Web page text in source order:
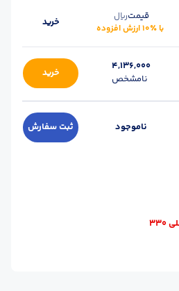
قیمتریال
با ٪۱۰ ارزش افزوده
خرید
4,136,000
نامشخص
خرید
کارخانه
ناموجود ثبت سفارش